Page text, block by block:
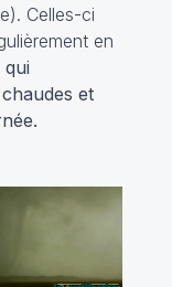
Celles-ci
en
qui
et